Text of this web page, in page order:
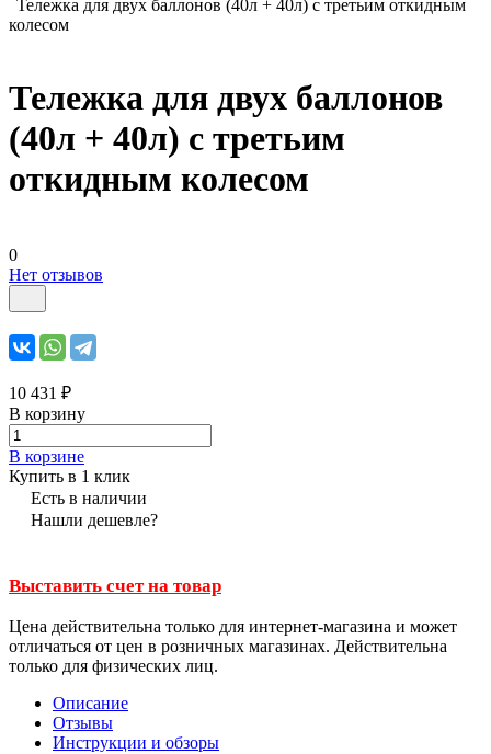
Тележка для двух баллонов (40л + 40л) с третьим откидным
колесом
Тележка для двух баллонов
(40л + 40л) с третьим
откидным колесом
0
Нет отзывов
10 431 ₽
В корзину
В корзине
Купить в 1 клик
Есть в наличии
Нашли дешевле?
Выставить счет на товар
Цена действительна только для интернет-магазина и может
отличаться от цен в розничных магазинах. Действительна
только для физических лиц.
Описание
Отзывы
Инструкции и обзоры